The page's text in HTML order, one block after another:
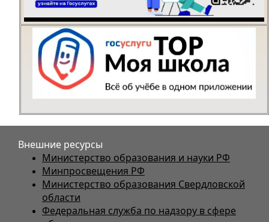
Внешние ресурсы
Министерство образования и науки РФ
Минпросвещения РФ
Министерство образования Свердловской
области
Федеральная служба по надзору в сфере